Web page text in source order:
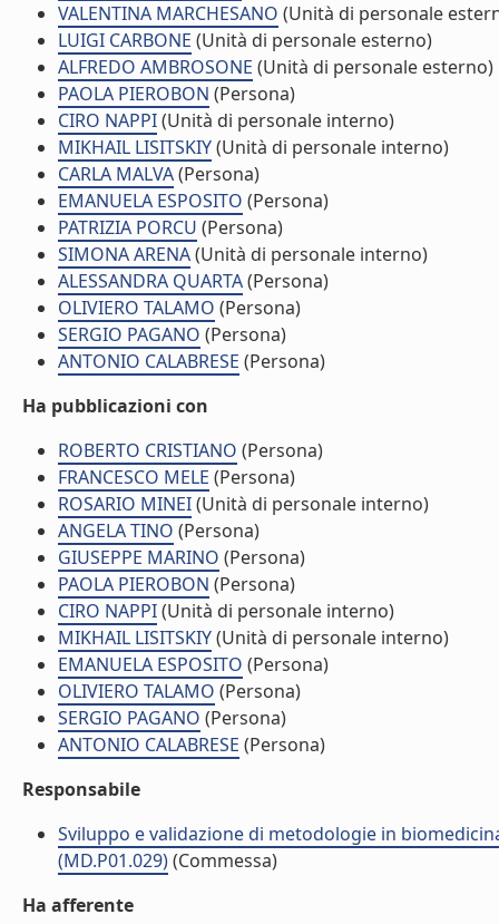
VALENTINA MARCHESANO (Unità di personale
LUIGI CARBONE (Unità di personale esterno)
ALFREDO AMBROSONE (Unità di personale esterno)
PAOLA PIEROBON (Persona)
CIRO NAPPI(Unità di personale interno)
MIKHAIL LISITSKIY(Unità di personale interno)
CARLA MALVA(Persona)
EMANUELA ESPOSITO (Persona)
PATRIZIA PORCU (Persona)
SIMONA ARENA(Unità di personale interno)
ALESSANDRA QUARTA(Persona)
OLIVIERO TALAMO (Persona)
SERGIO PAGANO (Persona)
ANTONIO CALABRESE (Persona)
Ha pubblicazioni con
ROBERTO CRISTIANO (Persona)
FRANCESCO MELE (Persona)
ROSARIO MINEI(Unità di personale interno)
ANGELA TINO (Persona)
GIUSEPPE MARINO (Persona)
PAOLA PIEROBON (Persona)
CIRO NAPPI(Unità di personale interno)
MIKHAIL LISITSKIY(Unità di personale interno)
EMANUELA ESPOSITO (Persona)
OLIVIERO TALAMO (Persona)
SERGIO PAGANO (Persona)
ANTONIO CALABRESE (Persona)
Responsabile
Sviluppo e validazione di metodologie in
(MD.P01.029)(Commessa)
Ha afferente